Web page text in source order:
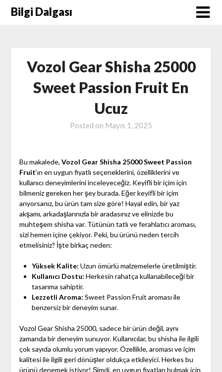
SkipBilgi Dalgası
Vozol Gear Shisha 25000
Sweet Passion Fruit En
Ucuz
Posted on Mayıs 1, 2025
Bu makalede, Vozol Gear Shisha 25000 Sweet Passion
Fruit‘ın en uygun fiyatlı seçeneklerini, özelliklerini ve
kullanıcı deneyimlerini inceleyeceğiz. Keyifli bir içim için
bilmeniz gereken her şey burada. Eğer keyifli bir içim
arıyorsanız, bu ürün tam size göre! Hayal edin, bir yaz
akşamı, arkadaşlarınızla bir aradasınız ve elinizde bu
muhteşem shisha var. Tütünün tatlı ve ferahlatıcı aroması,
sizi hemen içine çekiyor. Peki, bu ürünü neden tercih
etmelisiniz? İşte birkaç neden:
Yüksek Kalite: Uzun ömürlü malzemelerle üretilmiştir.
Kullanıcı Dostu: Herkesin rahatça kullanabileceği bir
tasarıma sahiptir.
Lezzetli Aroma: Sweet Passion Fruit aroması ile
benzersiz bir deneyim sunar.
Vozol Gear Shisha 25000, sadece bir ürün değil, aynı
zamanda bir deneyim sunuyor. Kullanıcılar, bu shisha ile ilgili
çok sayıda olumlu yorum yapıyor. Özellikle, aroması ve içim
kalitesi ile ilgili geri dönüşler oldukça etkileyici. Herkes bu
ürünü denemek istiyor! Şimdi, en uygun fiyatları bulmak için